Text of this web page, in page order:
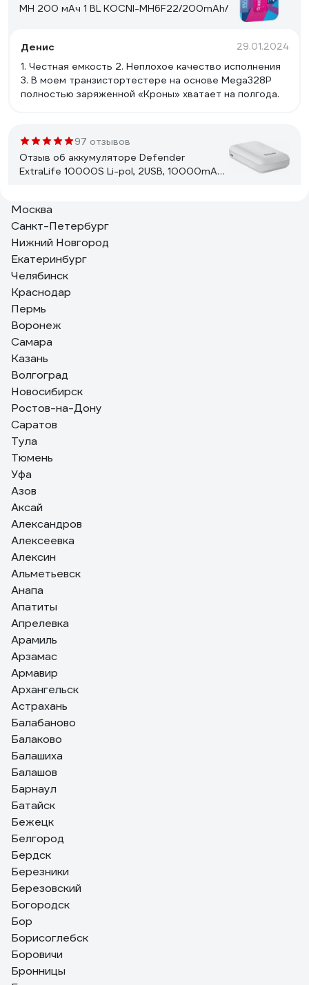
MH 200 мАч 1 BL KOCNI-MH6F22/200mAh/
Денис 29.01.2024
1. Честная емкость 2. Неплохое качество исполнения
3. В моем транзистортестере на основе Mega328P
полностью заряженной «Кроны» хватает на полгода.
97 отзывов
Отзыв об аккумуляторе Defender
ExtraLife 10000S Li-pol, 2USB, 10000mAh,
Екатерина Т.
Заряжает отлично и быстро, доставили с зарядом на
3* индикатора (больше половины). Индикатор заряда
хорошо работает и подсвечивается. Сам power bank
небольшой, хорошо лежит в руке и не такой тяжелый,
внешний вид. На сколько зарядов хватает не скажу,
так как брала в подарок.
T356-2XAAA 14617
Дмитрий
проводочки длинные, паяются легко. триммер жужжит
теперь как новый)
Москва
Санкт-Петербург
Нижний Новгород
Екатеринбург
Челябинск
Краснодар
Пермь
Воронеж
Самара
Казань
Волгоград
Новосибирск
Ростов-на-Дону
Саратов
Тула
Тюмень
Уфа
Азов
Аксай
Александров
Алексеевка
Алексин
Альметьевск
Анапа
Апатиты
Апрелевка
Арамиль
Арзамас
Армавир
Архангельск
Астрахань
Балабаново
Балаково
Балашиха
Балашов
Барнаул
Батайск
Бежецк
Белгород
Бердск
Березники
Березовский
Богородск
Бор
Борисоглебск
Боровичи
Бронницы